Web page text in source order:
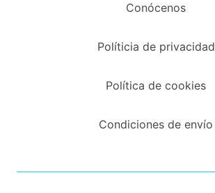
Conócenos
Políticia de privacidad
Política de cookies
Condiciones de envío